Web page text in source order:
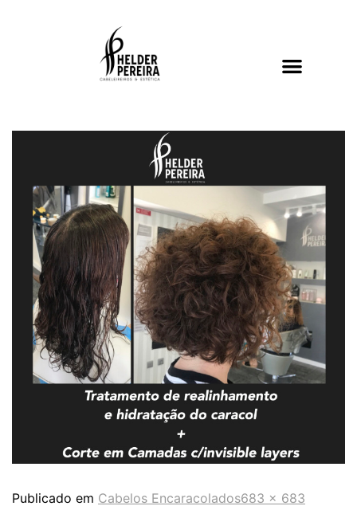
Publicado em Cabelos Encaracolados683 × 683